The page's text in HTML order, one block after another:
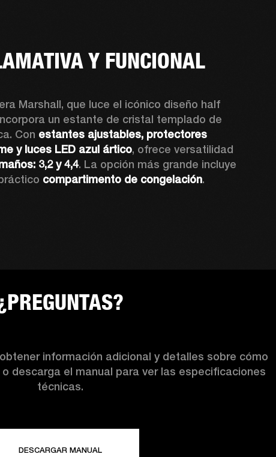
Y FUNCIONAL
Marshall, que luce el icónico diseño half
un estante de cristal templado de
Con estantes ajustables, protectores
y luces LED azul ártico, ofrece versatilidad
3,2 y 4,4. La opción más grande incluye
compartimento de congelación.
información adicional y detalles sobre cómo
descarga el manual para ver las especificaciones
técnicas.
DESCARGAR MANUAL